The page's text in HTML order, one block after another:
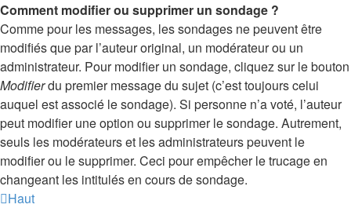
Comment modifier ou supprimer un sondage ?
Comme pour les messages, les sondages ne peuvent être
modifiés que par l’auteur original, un modérateur ou un
administrateur. Pour modifier un sondage, cliquez sur le bouton
Modifierdu premier message du sujet (c’est toujours celui
auquel est associé le sondage). Si personne n’a voté, l’auteur
peut modifier une option ou supprimer le sondage. Autrement,
seuls les modérateurs et les administrateurs peuvent le
modifier ou le supprimer. Ceci pour empêcher le trucage en
changeant les intitulés en cours de sondage.
Haut